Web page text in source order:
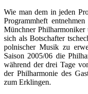
Wie man dem in jeden
Programmheft
Münchner Philharmoniker
sich als Botschafter
polnischer Musik zu
Saison 2005/06 die
während der drei Tage
der Philharmonie des
zum Erklingen.